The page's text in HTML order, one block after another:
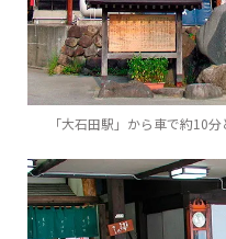
「大石田駅」から車で約10